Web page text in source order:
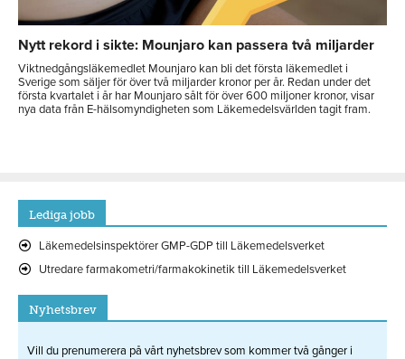
Nytt rekord i sikte: Mounjaro kan passera två miljarder
Viktnedgångsläkemedlet Mounjaro kan bli det första läkemedlet i
Sverige som säljer för över två miljarder kronor per år. Redan under det
första kvartalet i år har Mounjaro sålt för över 600 miljoner kronor, visar
nya data från E-hälsomyndigheten som Läkemedelsvärlden tagit fram.
Lediga jobb
Läkemedelsinspektörer GMP-GDP till Läkemedelsverket
Utredare farmakometri/farmakokinetik till Läkemedelsverket
Nyhetsbrev
Vill du prenumerera på vårt nyhetsbrev som kommer två gånger i